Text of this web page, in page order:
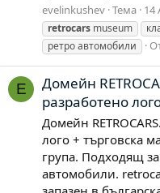
evelinkushev Тема 14
retrocars museum
ретро автомобили
E
Домейн
разработено
Домейн
лого + търговска
група. Подходящ
автомобили.